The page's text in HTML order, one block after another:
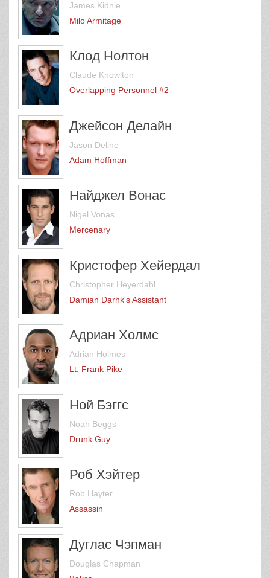
James Kidnie
Milo Armitage
Клод Нолтон
Claude Knowlton
Overlapping Personnel #2
Джейсон Делайн
Jason Deline
Adam Hoffman
Найджел Вонас
Nigel Vonas
Mercenary
Кристофер Хейердал
Christopher Heyerdahl
Damian Darhk's Assistant
Адриан Холмс
Adrian Holmes
Lt. Frank Pike
Ной Бэггс
Noah Beggs
Drunk Guy
Роб Хэйтер
Rob Hayter
Assassin
Дуглас Чэпман
Douglas Chapman